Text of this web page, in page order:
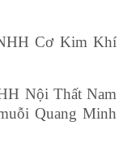
Cơ Kim Khí
Nội Thất Nam
Quang Minh